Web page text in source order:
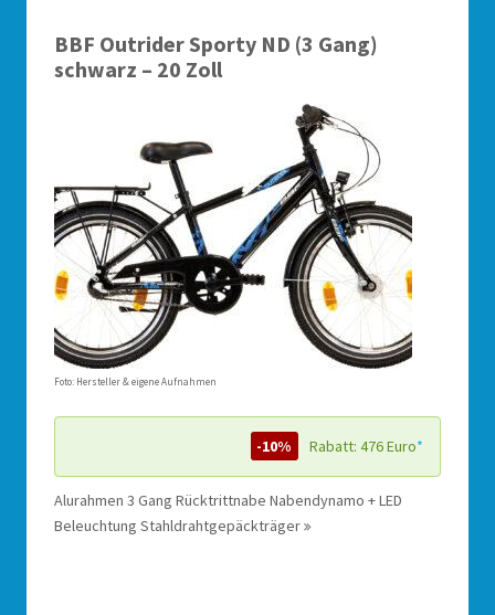
BBF Outrider Sporty ND (3 Gang)
schwarz – 20 Zoll
Foto: Hersteller & eigene Aufnahmen
-10% Rabatt: 476 Euro*
Alurahmen 3 Gang Rücktrittnabe Nabendynamo + LED
Beleuchtung Stahldrahtgepäckträger